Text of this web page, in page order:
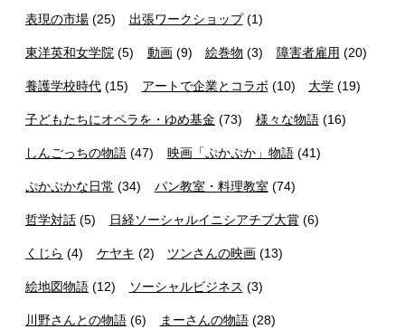
表現の市場 (25) 出張ワークショップ(1)
東洋英和女学院 (5) 動画(9) 絵巻物 (3) 障害者雇用 (20)
養護学校時代 (15) アートで企業とコラボ (10) 大学 (19)
子どもたちにオペラを・ゆめ基金 (73) 様々な物語(16)
しんごっちの物語 (47) 映画「ぷかぷか」物語(41)
ぷかぷかな日常 (34) パン教室・料理教室 (74)
哲学対話 (5) 日経ソーシャルイニシアチブ大賞(6)
くじら (4) ケヤキ (2) ツンさんの映画 (13)
絵地図物語 (12) ソーシャルビジネス (3)
川野さんとの物語 (6) まーさんの物語(28)